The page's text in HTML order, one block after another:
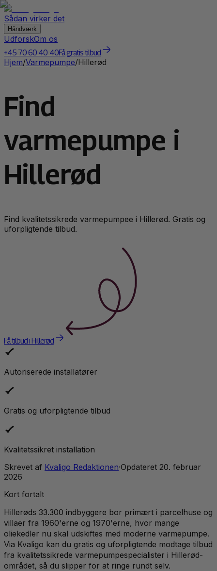
Sådan virker det
Håndværk
UdforskOm os
+45 70 60 40 40Få gratis tilbud
Hjem/Varmepumpe/Hillerød
Find
varmepumpe i
Hillerød
Find kvalitetssikrede varmepumpee i Hillerød. Gratis og
uforpligtende tilbud.
Få tilbud i Hillerød
Autoriserede installatører
Gratis og uforpligtende tilbud
Kvalitetssikret installation
Skrevet af Kvaligo Redaktionen·Opdateret 20. februar
2026
Kort fortalt
Hillerøds 33.300 indbyggere bor primært i parcelhuse og
villaer fra 1960'erne og 1970'erne, hvor mange
oliekedler nu skal udskiftes med moderne varmepumpe.
Via Kvaligo kan du gratis og uforpligtende modtage tilbud
fra kvalitetssikrede varmepumpespecialister i Hillerød-
området, så du slipper for at ringe rundt selv.